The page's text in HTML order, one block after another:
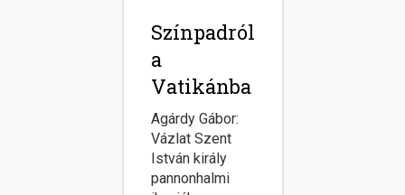
Színpadról
a
Vatikánba
Agárdy Gábor:
Vázlat Szent
István király
pannonhalmi